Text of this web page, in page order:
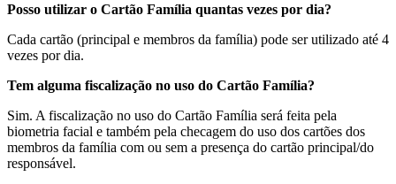
Posso utilizar o Cartão Família quantas vezes por dia?
Cada cartão (principal e membros da família) pode ser utilizado até 4
vezes por dia.
Tem alguma fiscalização no uso do Cartão Família?
Sim. A fiscalização no uso do Cartão Família será feita pela
biometria facial e também pela checagem do uso dos cartões dos
membros da família com ou sem a presença do cartão principal/do
responsável.